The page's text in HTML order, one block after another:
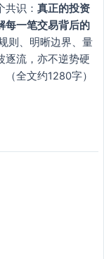
识： 真正的投资
每一笔交易背后的
则、明晰边界、量
逐流，亦不逆势硬
全文约1280字）